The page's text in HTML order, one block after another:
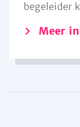
begeleider
Meer